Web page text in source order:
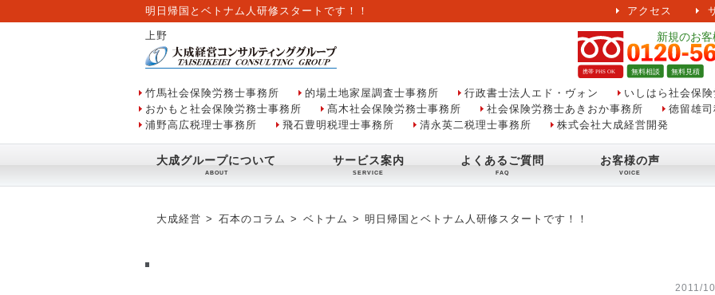
明日帰国とベトナム人研修スタートです！！ アクセス
上野
竹馬社会保険労務士事務所 的場土地家屋調査士事務所 行政書士法人エド・ヴォン
いしはら社会保
おかもと社会保険労務士事務所
髙木社会保険労務士事務所 社会保険労務士あきおか事務所
徳留雄
浦野高広税理士事務所
飛石豊明税理士事務所 清永英二税理士事務所 株式会社大成経営開発
大成グループについて サービス案内 よくあるご質問 お客様の声
大成経営 石本のコラム ベトナム 明日帰国とベトナム人研修スタートです！！
2011/